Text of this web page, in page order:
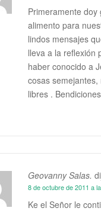
Primeramente
alimento para
lindos mensajes
lleva a la reflexión
haber conocido a
cosas
libres .
Geovanny Salas.
8 de octubre de 2011 a
Ke el Señor le